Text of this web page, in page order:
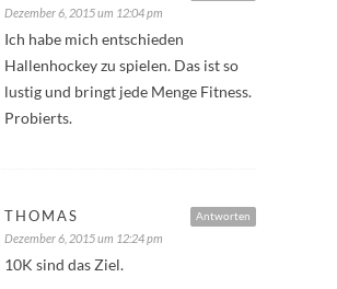
Dezember 6, 2015 um 12:04 pm
Ich habe mich entschieden
Hallenhockey zu spielen. Das ist so
lustig und bringt jede Menge Fitness.
Probierts.
Antworten
THOMAS
Dezember 6, 2015 um 12:24 pm
10K sind das Ziel.